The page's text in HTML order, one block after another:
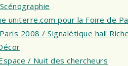
uniterre.com pour la Foire de
2008 / Signalétique hall
/ Nuit des chercheurs